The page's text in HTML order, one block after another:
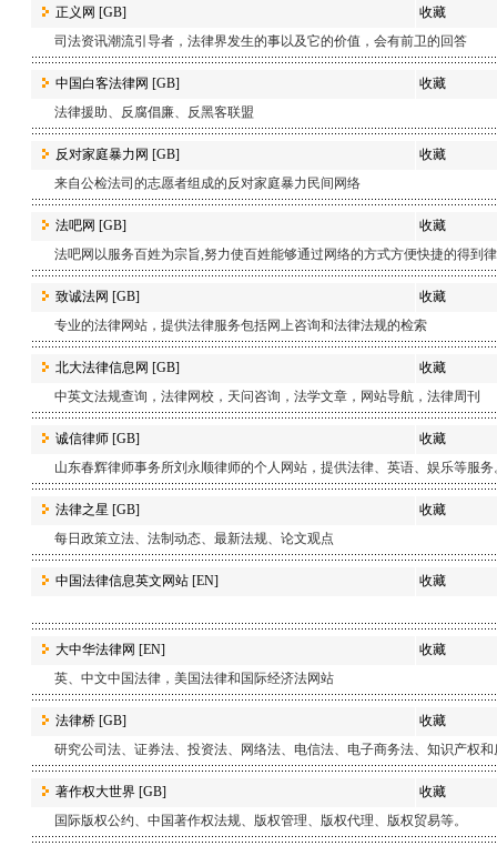
正义网 [GB]
收藏
司法资讯潮流引导者，法律界发生的事以及它的价值，会有前卫的回答
中国白客法律网 [GB]
收藏
法律援助、反腐倡廉、反黑客联盟
反对家庭暴力网 [GB]
收藏
来自公检法司的志愿者组成的反对家庭暴力民间网络
法吧网 [GB]
收藏
法吧网以服务百姓为宗旨,努力使百姓能够通过网络的方式方便快捷的得到
致诚法网 [GB]
收藏
专业的法律网站，提供法律服务包括网上咨询和法律法规的检索
北大法律信息网 [GB]
收藏
中英文法规查询，法律网校，天问咨询，法学文章，网站导航，法律周刊
诚信律师 [GB]
收藏
山东春辉律师事务所刘永顺律师的个人网站，提供法律、英语、娱乐等服务
法律之星 [GB]
收藏
每日政策立法、法制动态、最新法规、论文观点
中国法律信息英文网站 [EN] 收藏
大中华法律网 [EN]
收藏
英、中文中国法律，美国法律和国际经济法网站
法律桥 [GB]
收藏
研究公司法、证券法、投资法、网络法、电信法、电子商务法、知识产权和
著作权大世界 [GB]
收藏
国际版权公约、中国著作权法规、版权管理、版权代理、版权贸易等。